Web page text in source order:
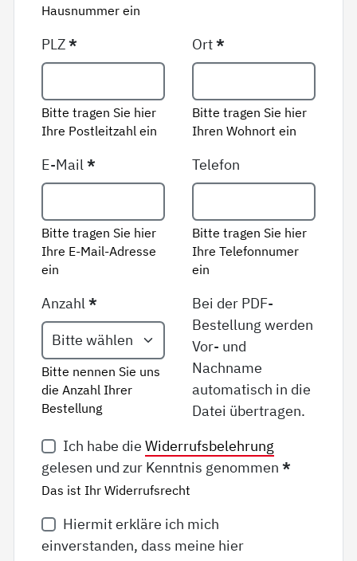
Hausnummer ein
PLZ*
Bitte tragen Sie hier
Ihre Postleitzahl ein
Ort*
Bitte tragen Sie hier
Ihren Wohnort ein
E-Mail*
Bitte tragen Sie hier
Ihre E-Mail-Adresse
ein
Telefon
Bitte tragen Sie hier
Ihre Telefonnumer
ein
Anzahl*
Bitte nennen Sie uns
die Anzahl Ihrer
Bestellung
Bei der PDF-
Bestellung werden
Vor- und
Nachname
automatisch in die
Datei übertragen.
Ich habe die Widerrufsbelehrung
gelesen und zur Kenntnis genommen*
Das ist Ihr Widerrufsrecht
Hiermit erkläre ich mich
einverstanden, dass meine hier